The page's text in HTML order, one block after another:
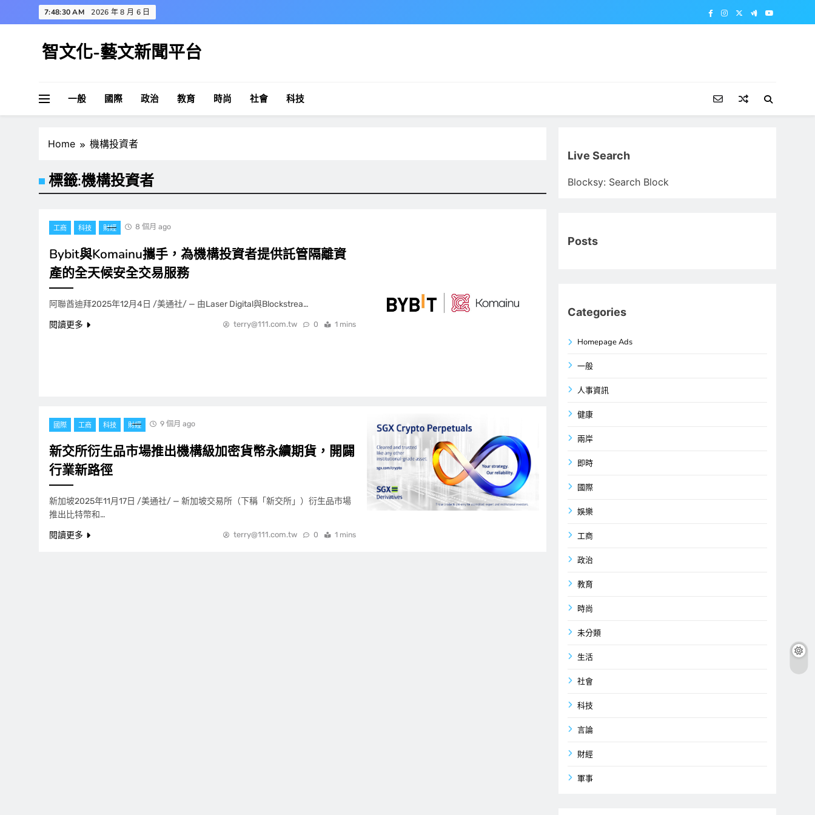
to
7:48:31 AM 2026 年 8 月 6 日
智文化-藝文新聞平台
一般 國際 政治 教育 時尚 社會 科技
Home 機構投資者
標籤:機構投資者
工商 科技 財經 8 個月 ago
Bybit與Komainu攜手，為機構投資者提供託管隔離資
產的全天候安全交易服務
阿聯酋迪拜2025年12月4日 /美通社/ — 由Laser Digital與Blockstrea…
閱讀更多
terry@111.com.tw 0 1 mins
國際 工商 科技 財經 9 個月 ago
新交所衍生品市場推出機構級加密貨幣永續期貨，開闢
行業新路徑
新加坡2025年11月17日 /美通社/ — 新加坡交易所（下稱「新交所」）衍生品市場
推出比特幣和…
閱讀更多
terry@111.com.tw 0 1 mins
Live Search
Blocksy: Search Block
Posts
Categories
Homepage Ads
一般
人事資訊
健康
兩岸
即時
國際
娛樂
工商
政治
教育
時尚
未分類
生活
社會
科技
言論
財經
軍事